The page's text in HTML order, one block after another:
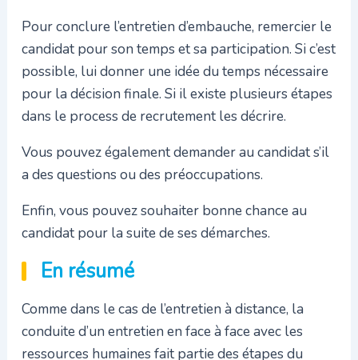
Pour conclure l’entretien d’embauche, remercier le
candidat pour son temps et sa participation. Si c’est
possible, lui donner une idée du temps nécessaire
pour la décision finale. Si il existe plusieurs étapes
dans le process de recrutement les décrire.
Vous pouvez également demander au candidat s’il
a des questions ou des préoccupations.
Enfin, vous pouvez souhaiter bonne chance au
candidat pour la suite de ses démarches.
En résumé
Comme dans le cas de l’entretien à distance, la
conduite d’un entretien en face à face avec les
ressources humaines fait partie des étapes du